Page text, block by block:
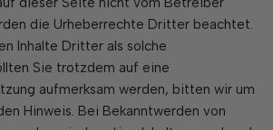
die Urheberrechte Dritter beachtet.
Inhalte Dritter als solche
Sie trotzdem auf eine
aufmerksam werden, bitten wir um
Hinweis. Bei Bekanntwerden von